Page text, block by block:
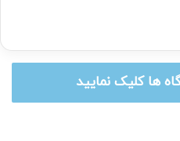
ها کلیک نمایید